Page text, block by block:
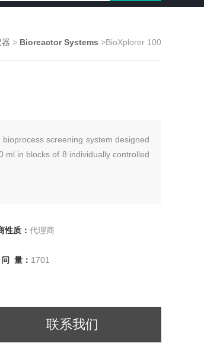
> Bioreactor Systems >BioXplorer 100
screening system designed
in blocks of 8 individually controlled
性质： 代理商
量： 1701
联系我们